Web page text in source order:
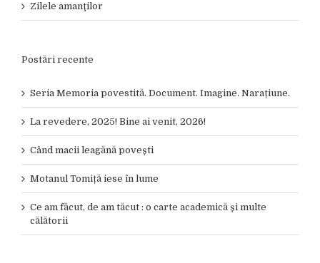
Zilele amanţilor
Postări recente
Seria Memoria povestită. Document. Imagine. Narațiune.
La revedere, 2025! Bine ai venit, 2026!
Când macii leagănă povești
Motanul Tomiță iese în lume
Ce am făcut, de am tăcut : o carte academică și multe
călătorii